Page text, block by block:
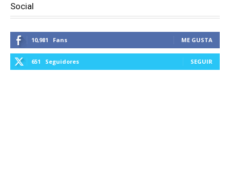
Social
10,981 Fans ME GUSTA
651 Seguidores SEGUIR